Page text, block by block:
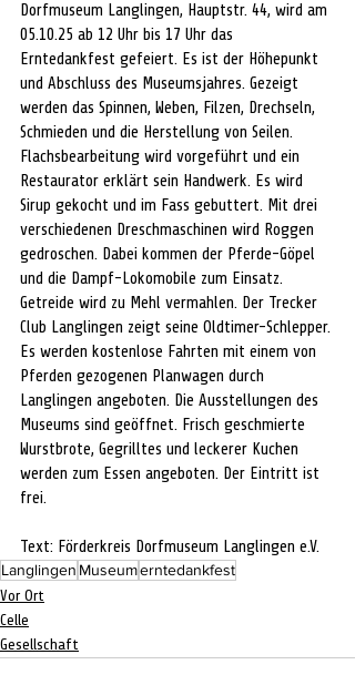
Dorfmuseum Langlingen, Hauptstr. 44, wird am
05.10.25 ab 12 Uhr bis 17 Uhr das
Erntedankfest gefeiert. Es ist der Höhepunkt
und Abschluss des Museumsjahres. Gezeigt
werden das Spinnen, Weben, Filzen, Drechseln,
Schmieden und die Herstellung von Seilen.
Flachsbearbeitung wird vorgeführt und ein
Restaurator erklärt sein Handwerk. Es wird
Sirup gekocht und im Fass gebuttert. Mit drei
verschiedenen Dreschmaschinen wird Roggen
gedroschen. Dabei kommen der Pferde-Göpel
und die Dampf-Lokomobile zum Einsatz.
Getreide wird zu Mehl vermahlen. Der Trecker
Club Langlingen zeigt seine Oldtimer-Schlepper.
Es werden kostenlose Fahrten mit einem von
Pferden gezogenen Planwagen durch
Langlingen angeboten. Die Ausstellungen des
Museums sind geöffnet. Frisch geschmierte
Wurstbrote, Gegrilltes und leckerer Kuchen
werden zum Essen angeboten. Der Eintritt ist
frei.
Text: Förderkreis Dorfmuseum Langlingen e.V.
Langlingen Museumerntedankfest
Vor Ort
Celle
Gesellschaft